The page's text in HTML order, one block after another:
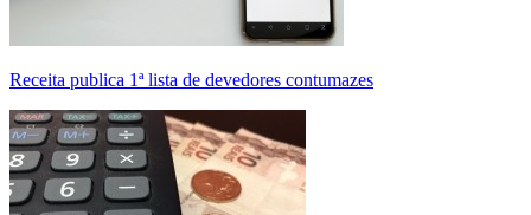
Receita publica 1ª lista de devedores contumazes